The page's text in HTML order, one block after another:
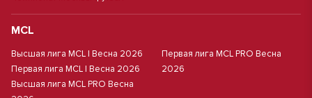
MCL
Высшая лига MCL | Весна 2026
Первая лига MCL | Весна 2026
Высшая лига MCL PRO Весна
Первая лига MCL PRO Весна
2026